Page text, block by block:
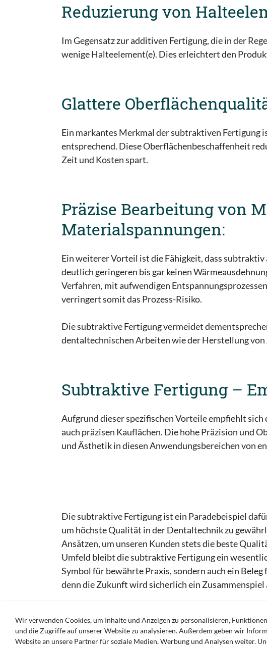
Reduzierung von
Im Gegensatz zur additiven Fertigung, die in der
wenige Halteelement(e). Dies erleichtert den
Glattere
Ein markantes Merkmal der subtraktiven Fertigung
entsprechend. Diese Oberflächenbeschaffenheit
Zeit und Kosten spart.
Präzise Bearbeitung von
Materialspannungen:
Ein weiterer Vorteil ist die Fähigkeit, dass
deutlich geringeren bis gar keinen
Verfahren, mit aufwendigen
verringert somit das Prozess-Risiko.
Die subtraktive Fertigung vermeidet
dentaltechnischen Arbeiten wie der Herstellung
Subtraktive Fertigung –
Aufgrund dieser spezifischen Vorteile empfiehlt
auch präzisen Kauflächen. Die hohe Präzision und
und Ästhetik in diesen Anwendungsbereichen von
Die subtraktive Fertigung ist ein Paradebeispiel
um höchste Qualität in der Dentaltechnik zu
Ansätzen, um unseren Kunden stets die beste
Umfeld bleibt die subtraktive Fertigung ein
Symbol für bewährte Praxis, sondern auch ein
denn die Zukunft wird sicherlich ein
Wir verwenden Cookies, um Inhalte und Anzeigen zu personalisieren,
und die Zugriffe auf unserer Website zu analysieren. Außerdem geben wir
Website an unsere Partner für soziale Medien, Werbung und Analysen weiter.